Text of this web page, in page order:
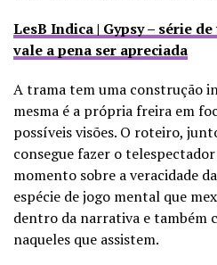
LesB Indica | Gypsy – série
vale a pena ser apreciada
A trama tem uma construção
mesma é a própria freira em
possíveis visões. O roteiro,
consegue fazer o
momento sobre a veracidade
espécie de jogo mental que
dentro da narrativa e também
naqueles que assistem.